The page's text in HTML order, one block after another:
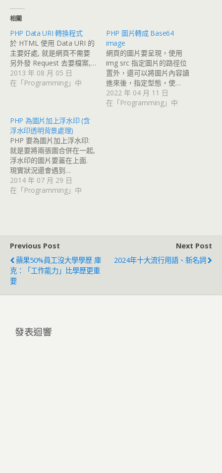
相關
PHP Data URI 轉換程式
於 HTML 使用 Data URI 的
主要好處, 就是網頁不需要
另外發 Request 去要檔案,…
2013 年 08 月 05 日
在「Programming」中
PHP 圖片轉成 Base64
image
網頁的圖片要呈現，使用
img src 指定圖片的路徑位
置外，還可以將圖片內容讀
進來後，指定型態，使…
2022 年 04 月 11 日
在「Programming」中
PHP 為圖片加上浮水印 (含
浮水印透明背景處理)
PHP 要為圖片加上浮水印:
就是要將兩張圖合併在一起,
浮水印的圖片要蓋在上面.
現實狀況還會遇到…
2014 年 07 月 29 日
在「Programming」中
Previous Post
蘋果50%員工沒大學學歷 庫
克：「工作能力」比學歷更重
要
Next Post
2024年十大流行用語、新名詞
發表迴響